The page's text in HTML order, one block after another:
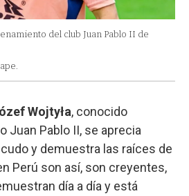
del club Juan Pablo II de
Wojtyła, conocido
Juan Pablo II, se aprecia
y demuestra las raíces de
Perú son así, son creyentes,
día a día y está